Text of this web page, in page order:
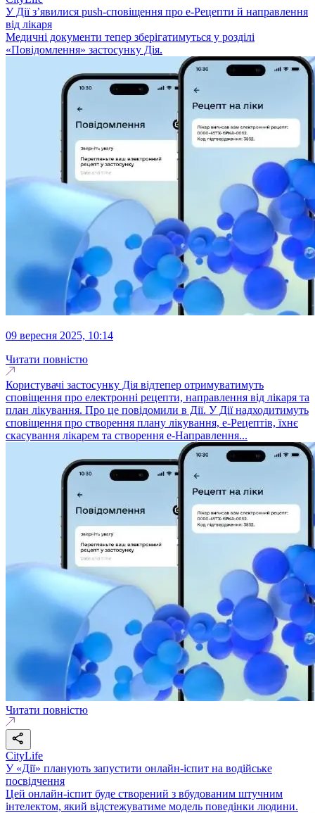
У Дії з’явилися push-сповіщення про е-Рецепти й направлення
від лікаря
Медичні документи тепер зберігатимуться у розділі
«Повідомлення» застосунку Дія.
09 вересня 2025, 10:14
Читати повністю
Користувачі застосунку Дія відтепер отримуватимуть
сповіщення про електронні рецепти, направлення від лікаря та
план лікування. Про це повідомили в Дії. У Дії надходитимуть
сповіщення про створення плану лікування, е-Рецептів, їхнє
скасування лікарем та створення е-Направлення...
Читати повністю
CityLife
У «Дії» планують запустити онлайн-іспит на водійське
посвідчення
Цей онлайн-іспит буде створений з вбудованим штучним
інтелектом, який відстежуватиме модель поведінки людини.